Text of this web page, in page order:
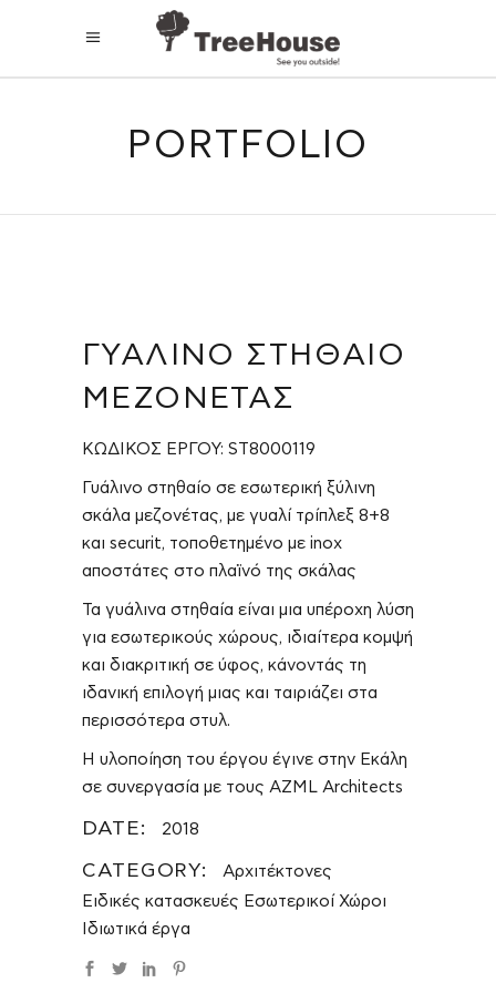
PORTFOLIO
ΓΥΆΛΙΝΟ ΣΤΗΘΑΊΟ
ΜΕΖΟΝΈΤΑΣ
ΚΩΔΙΚΟΣ ΕΡΓΟΥ: ST8000119
Γυάλινο στηθαίο σε εσωτερική ξύλινη
σκάλα μεζονέτας, με γυαλί τρίπλεξ 8+8
και securit, τοποθετημένο με inox
αποστάτες στο πλαϊνό της σκάλας
Τα γυάλινα στηθαία είναι μια υπέροχη λύση
για εσωτερικούς χώρους, ιδιαίτερα κομψή
και διακριτική σε ύφος, κάνοντάς τη
ιδανική επιλογή μιας και ταιριάζει στα
περισσότερα στυλ.
Η υλοποίηση του έργου έγινε στην Εκάλη
σε συνεργασία με τους AZML Architects
DATE: 2018
CATEGORY:
Αρχιτέκτονες
Ειδικές κατασκευές Εσωτερικοί Χώροι
Ιδιωτικά έργα